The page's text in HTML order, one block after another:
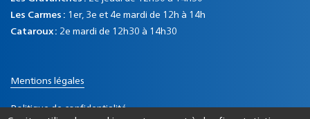
Les Carmes : 1er, 3e et 4e mardi de 12h à 14h
Cataroux : 2e mardi de 12h30 à 14h30
Mentions légales
Politique de confidentialité